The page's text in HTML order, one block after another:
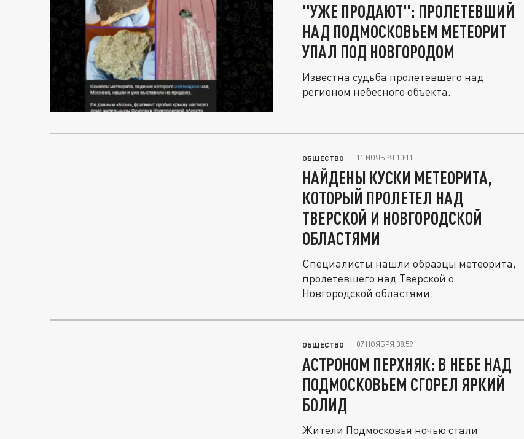
"УЖЕ ПРОДАЮТ": ПРОЛЕТЕВШИЙ
НАД ПОДМОСКОВЬЕМ МЕТЕОРИТ
УПАЛ ПОД НОВГОРОДОМ
Известна судьба пролетевшего над
регионом небесного объекта.
ОБЩЕСТВО 11 НОЯБРЯ 10:11
НАЙДЕНЫ КУСКИ МЕТЕОРИТА,
КОТОРЫЙ ПРОЛЕТЕЛ НАД
ТВЕРСКОЙ И НОВГОРОДСКОЙ
ОБЛАСТЯМИ
Специалисты нашли образцы метеорита,
пролетевшего над Тверской о
Новгородской областями.
ОБЩЕСТВО 07 НОЯБРЯ 08:59
АСТРОНОМ ПЕРХНЯК: В НЕБЕ НАД
ПОДМОСКОВЬЕМ СГОРЕЛ ЯРКИЙ
БОЛИД
Жители Подмосковья ночью стали